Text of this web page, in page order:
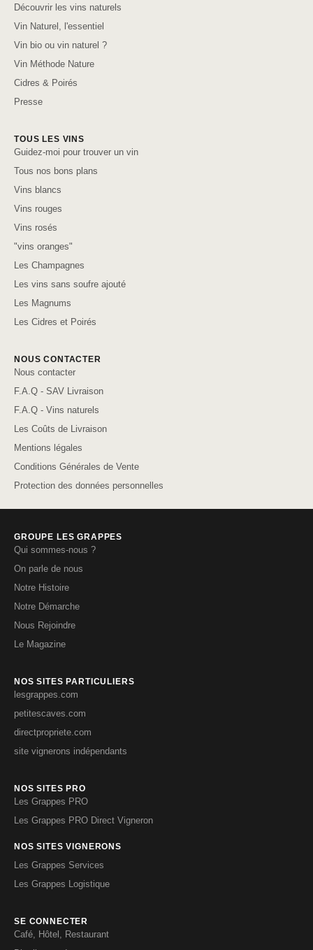
Découvrir les vins naturels
Vin Naturel, l'essentiel
Vin bio ou vin naturel ?
Vin Méthode Nature
Cidres & Poirés
Presse
TOUS LES VINS
Guidez-moi pour trouver un vin
Tous nos bons plans
Vins blancs
Vins rouges
Vins rosés
"vins oranges"
Les Champagnes
Les vins sans soufre ajouté
Les Magnums
Les Cidres et Poirés
NOUS CONTACTER
Nous contacter
F.A.Q - SAV Livraison
F.A.Q - Vins naturels
Les Coûts de Livraison
Mentions légales
Conditions Générales de Vente
Protection des données personnelles
GROUPE LES GRAPPES
Qui sommes-nous ?
On parle de nous
Notre Histoire
Notre Démarche
Nous Rejoindre
Le Magazine
NOS SITES PARTICULIERS
lesgrappes.com
petitescaves.com
directpropriete.com
site vignerons indépendants
NOS SITES PRO
Les Grappes PRO
Les Grappes PRO Direct Vigneron
NOS SITES VIGNERONS
Les Grappes Services
Les Grappes Logistique
SE CONNECTER
Café, Hôtel, Restaurant